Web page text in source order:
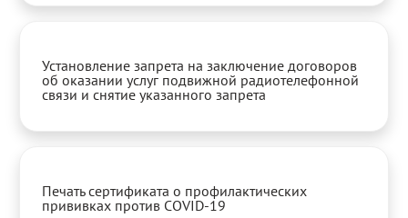
Установление запрета на заключение договоров
об оказании услуг подвижной радиотелефонной
связи и снятие указанного запрета
Печать сертификата о профилактических
прививках против COVID-19